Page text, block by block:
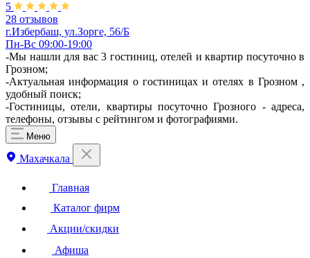
5
28 отзывов
г.Избербаш, ул.Зорге, 56/Б
Пн-Вс 09:00-19:00
-Мы нашли для вас 3 гостиниц, отелей и квартир посуточно в
Грозном;
-Актуальная информация о гостиницах и отелях в Грозном ,
удобный поиск;
-Гостиницы, отели, квартиры посуточно Грозного - адреса,
телефоны, отзывы с рейтингом и фотографиями.
Меню
Махачкала
Главная
Каталог фирм
Акции/скидки
Афиша